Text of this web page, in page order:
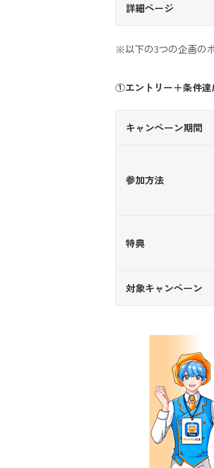
詳細ページ
※以下の3つの企画の
①エントリー＋条件達
キャンペーン期間
参加方法
特典
対象キャンペーン